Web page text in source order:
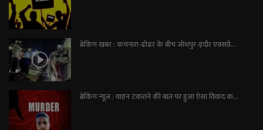
ब्रेकिंग खबर : कचनारा-ढोढर के बीच जोधपुर-इंदौर एक्सप्रे...
ब्रेकिंग न्यूज़ : वाहन टकराने की बात पर हुआ ऐसा विवाद क...